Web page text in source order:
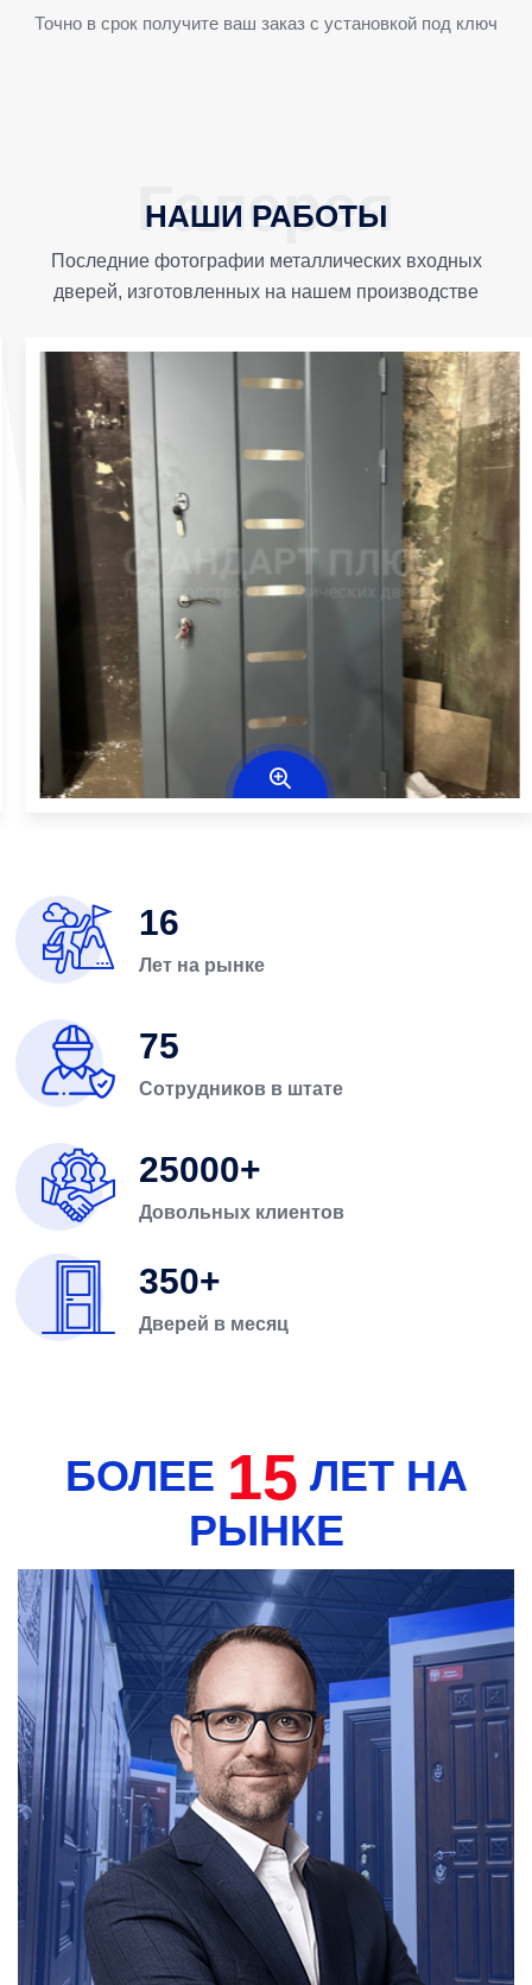
Точно в срок получите ваш заказ с установкой под ключ
НАШИ РАБОТЫ
Последние фотографии металлических входных
дверей, изготовленных на нашем производстве
16
Лет на рынке
75
Сотрудников в штате
25000
Довольных клиентов
350
Дверей в месяц
БОЛЕЕ 15 ЛЕТ НА
РЫНКЕ